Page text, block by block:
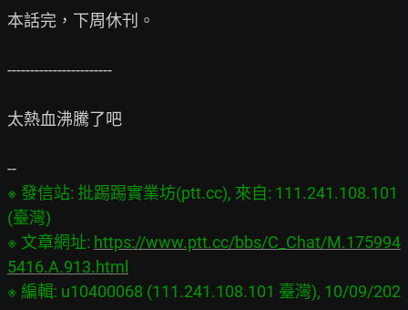
本話完，下周休刊。
-----------------------
太熱血沸騰了吧
※ 發信站: 批踢踢實業坊(ptt.cc), 來自: 111.241.108.101
(臺灣)
※ 文章網址: https://www.ptt.cc/bbs/C_Chat/M.175994
5416.A.913.html
※ 編輯: u10400068 (111.241.108.101 臺灣), 10/09/202